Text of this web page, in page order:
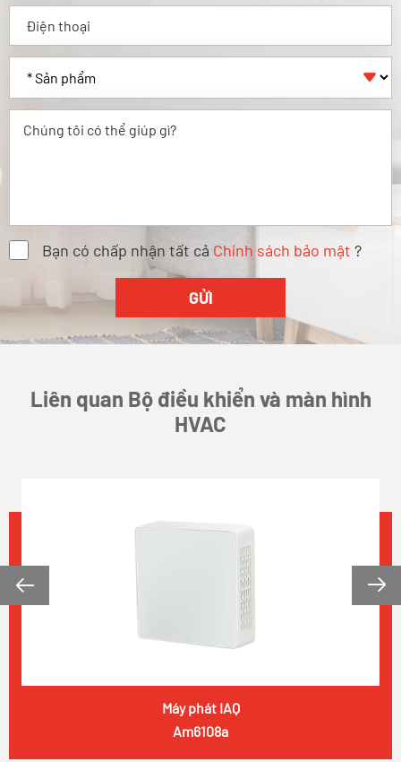

Bạn có chấp nhận tất cả Chính sách bảo mật ?
Liên quan Bộ điều khiển và màn hình
HVAC
Máy phát IAQ
Am6108a
 